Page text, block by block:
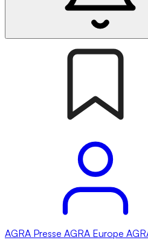
AGRA Presse AGRA Europe